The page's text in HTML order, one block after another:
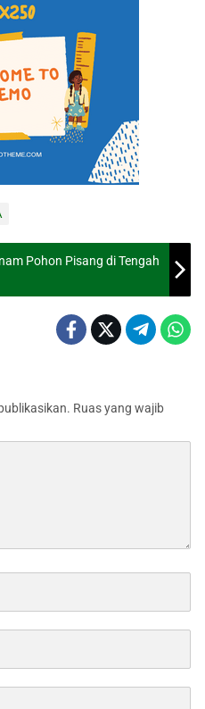
Pohon Pisang di Tengah
Ruas yang wajib